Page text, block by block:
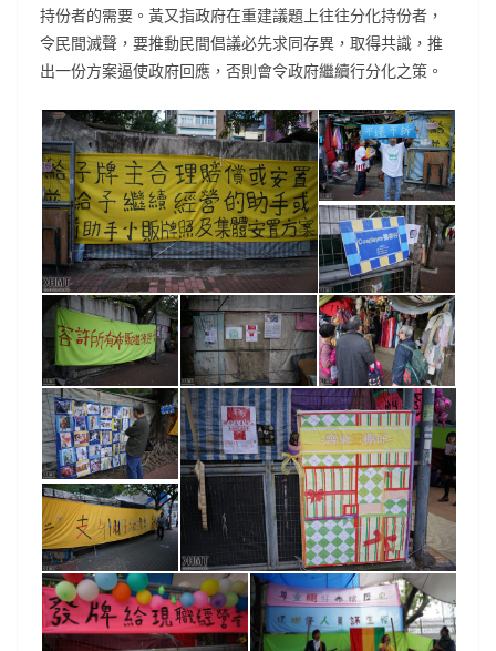
持份者的需要。黃又指政府在重建議題上往往分化持份者，
令民間滅聲，要推動民間倡議必先求同存異，取得共識，推
出一份方案逼使政府回應，否則會令政府繼續行分化之策。